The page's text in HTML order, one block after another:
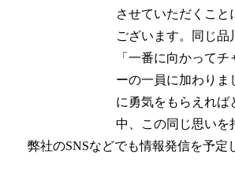
させていただくこ
ございます。同じ品
「一番に向かって
ーの一員に加わりま
に勇気をもらえれば
中、この同じ思いを
弊社のSNSなどでも情報発信を予定